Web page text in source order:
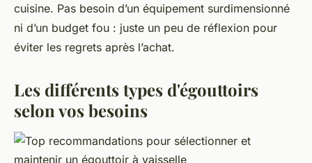
cuisine. Pas besoin d’un équipement surdimensionné
ni d’un budget fou : juste un peu de réflexion pour
éviter les regrets après l’achat.
Les différents types d'égouttoirs
selon vos besoins